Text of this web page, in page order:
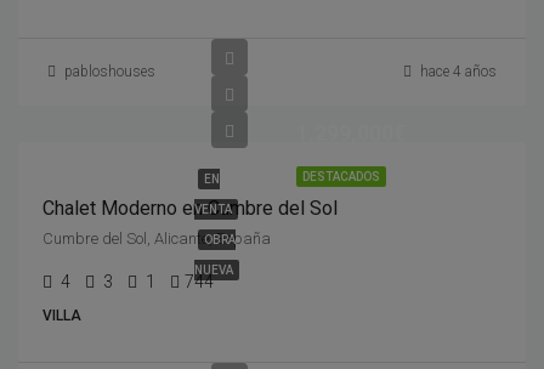
pabloshouses hace 4 años
DESTACADOS
EN
VENTA
OBRA
NUEVA
Chalet Moderno en Cumbre del Sol
Cumbre del Sol, Alicante, España
4 3 1 744
VILLA